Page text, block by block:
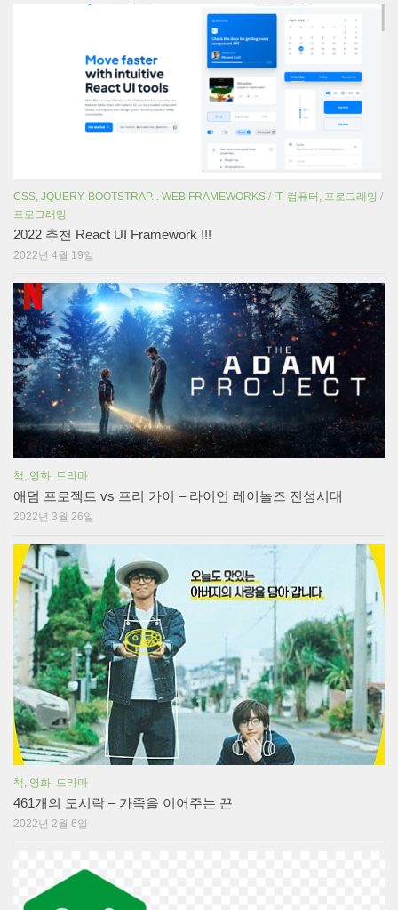
CSS, JQUERY, BOOTSTRAP... WEB FRAMEWORKS / IT, 컴퓨터, 프로그래밍 /
프로그래밍
2022 추천 React UI Framework !!!
2022년 4월 19일
책, 영화, 드라마
애덤 프로젝트 vs 프리 가이 – 라이언 레이놀즈 전성시대
2022년 3월 26일
책, 영화, 드라마
461개의 도시락 – 가족을 이어주는 끈
2022년 2월 6일